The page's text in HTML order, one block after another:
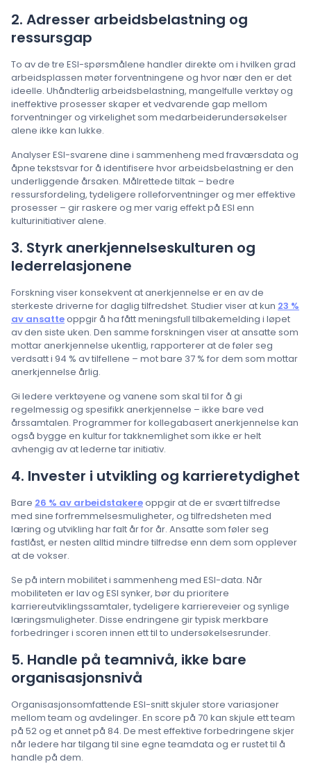
2. Adresser arbeidsbelastning og
ressursgap
To av de tre ESI-spørsmålene handler direkte om i hvilken grad
arbeidsplassen møter forventningene og hvor nær den er det
ideelle. Uhåndterlig arbeidsbelastning, mangelfulle verktøy og
ineffektive prosesser skaper et vedvarende gap mellom
forventninger og virkelighet som medarbeiderundersøkelser
alene ikke kan lukke.
Analyser ESI-svarene dine i sammenheng med fraværsdata og
åpne tekstsvar for å identifisere hvor arbeidsbelastning er den
underliggende årsaken. Målrettede tiltak – bedre
ressursfordeling, tydeligere rolleforventninger og mer effektive
prosesser – gir raskere og mer varig effekt på ESI enn
kulturinitiativer alene.
3. Styrk anerkjennelseskulturen og
lederrelasjonene
Forskning viser konsekvent at anerkjennelse er en av de
sterkeste driverne for daglig tilfredshet. Studier viser at kun 23 %
av ansatteoppgir å ha fått meningsfull tilbakemelding i løpet
av den siste uken. Den samme forskningen viser at ansatte som
mottar anerkjennelse ukentlig, rapporterer at de føler seg
verdsatt i 94 % av tilfellene – mot bare 37 % for dem som mottar
anerkjennelse årlig.
Gi ledere verktøyene og vanene som skal til for å gi
regelmessig og spesifikk anerkjennelse – ikke bare ved
årssamtalen. Programmer for kollegabasert anerkjennelse kan
også bygge en kultur for takknemlighet som ikke er helt
avhengig av at lederne tar initiativ.
4. Invester i utvikling og karrieretydighet
Bare 26 % av arbeidstakereoppgir at de er svært tilfredse
med sine forfremmelses­muligheter, og tilfredsheten med
læring og utvikling har falt år for år. Ansatte som føler seg
fastlåst, er nesten alltid mindre tilfredse enn dem som opplever
at de vokser.
Se på intern mobilitet i sammenheng med ESI-data. Når
mobiliteten er lav og ESI synker, bør du prioritere
karriereutviklingssamtaler, tydeligere karriereveier og synlige
læringsmuligheter. Disse endringene gir typisk merkbare
forbedringer i scoren innen ett til to undersøkelsesrunder.
5. Handle på teamnivå, ikke bare
organisasjonsnivå
Organisasjonsomfattende ESI-snitt skjuler store variasjoner
mellom team og avdelinger. En score på 70 kan skjule ett team
på 52 og et annet på 84. De mest effektive forbedringene skjer
når ledere har tilgang til sine egne teamdata og er rustet til å
handle på dem.